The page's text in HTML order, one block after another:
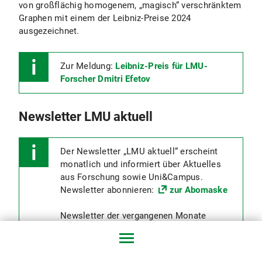
von großflächig homogenem, „magisch“ verschränktem
Graphen mit einem der Leibniz-Preise 2024
ausgezeichnet.
Zur Meldung: Leibniz-Preis für LMU-
Forscher Dmitri Efetov
Newsletter LMU aktuell
Der Newsletter „LMU aktuell“ erscheint
monatlich und informiert über Aktuelles
aus Forschung sowie Uni&Campus.
Newsletter abonnieren:
zur Abomaske
Newsletter der vergangenen Monate